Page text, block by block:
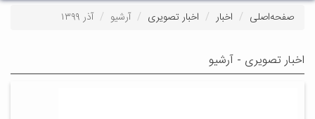
صفحه‌اصلی اخبار اخبار تصویری آرشیو آذر ۱۳۹۹
اخبار تصویری - آرشیو